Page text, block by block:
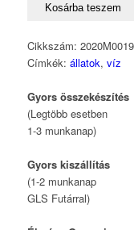
Kosárba teszem
Cikkszám:
Címkék: állatok, víz
Gyors összekészítés
(Legtöbb esetben
1-3 munkanap)
Gyors kiszállítás
(1-2 munkanap
GLS Futárral)